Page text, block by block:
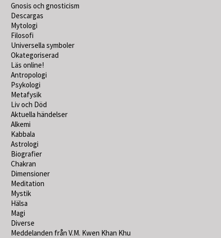
Gnosis och gnosticism
Descargas
Mytologi
Filosofi
Universella symboler
Okategoriserad
Läs online!
Antropologi
Psykologi
Metafysik
Liv och Död
Aktuella händelser
Alkemi
Kabbala
Astrologi
Biografier
Chakran
Dimensioner
Meditation
Mystik
Hälsa
Magi
Diverse
Meddelanden från V.M. Kwen Khan Khu